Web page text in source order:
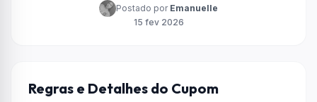
Postado por Emanuelle
15 fev 2026
Regras e Detalhes do Cupom